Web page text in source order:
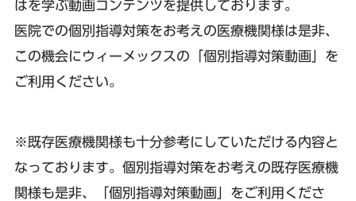
はを学ぶ動画コンテンツを提供しております。
医院での個別指導対策をお考えの医療機関様は是非、
この機会にウィーメックスの「個別指導対策動画」を
ご利用ください。
※既存医療機関様も十分参考にしていただける内容と
なっております。個別指導対策をお考えの既存医療機
関様も是非、「個別指導対策動画」をご利用くださ